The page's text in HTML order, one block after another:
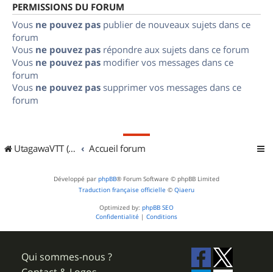
PERMISSIONS DU FORUM
Vous ne pouvez pas publier de nouveaux sujets dans ce
forum
Vous ne pouvez pas répondre aux sujets dans ce forum
Vous ne pouvez pas modifier vos messages dans ce
forum
Vous ne pouvez pas supprimer vos messages dans ce
forum
UtagawaVTT (Randos VTT et VTTAE avec traces GPS) Accueil forum
Développé par phpBB® Forum Software © phpBB Limited
Traduction française officielle © Qiaeru
Optimized by: phpBB SEO
Confidentialité | Conditions
Qui sommes-nous ?